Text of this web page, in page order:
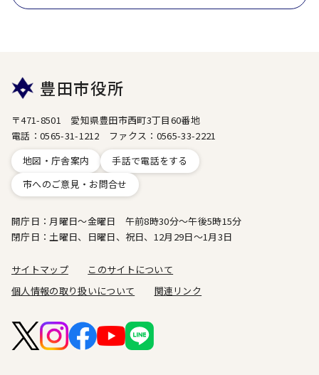
豊田市役所
〒471-8501 愛知県豊田市西町3丁目60番地
電話：0565-31-1212 ファクス：0565-33-2221
地図・庁舎案内
手話で電話をする
市へのご意見・お問合せ
開庁日：月曜日～金曜日 午前8時30分～午後5時15分
閉庁日：土曜日、日曜日、祝日、12月29日～1月3日
サイトマップ
このサイトについて
個人情報の取り扱いについて
関連リンク